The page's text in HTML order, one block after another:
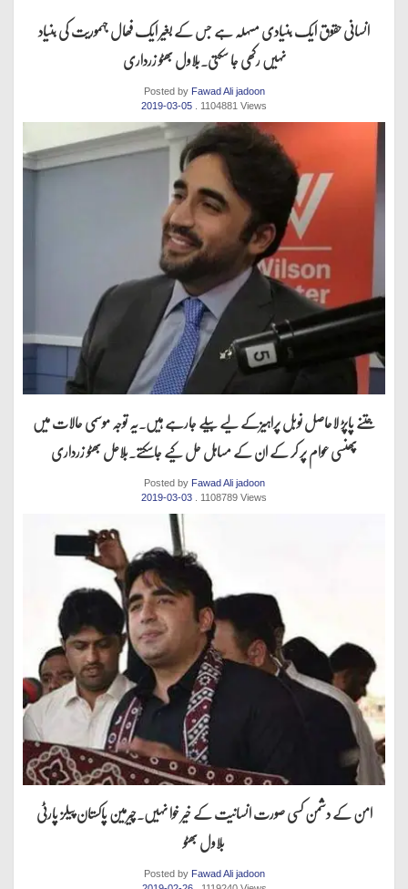
انسانی حقوق ایک بنیادی مسہلہ ہے جس کے بغیر ایک فھال جہموریت کی بنیاد
نہیں رکھی جا سکتی.بلاول بھٹو زرداری
Posted by Fawad Ali jadoon
2019-03-05 . 1104881 Views
جتنے پاپڑ لاحاصل نوبل پراہیزکے لیے بیلے جارہے ہیں.یہ توجہ موسمی حالات میں
پھنسی عوام پر کر کے ان کے مساہل حل کیے جاسکتے.بلاعل بھٹو زرداری
Posted by Fawad Ali jadoon
2019-03-03
. 1108789 Views
امن کے دشمن کسی صورت انسانیت کے خیر خوا نہیں.چیرمین پاکستان پیلز پارٹی
بلاول بھٹو
Posted by Fawad Ali jadoon